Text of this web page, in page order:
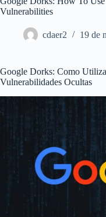
Vulnerabilities
cdaer2 19 de
Google Dorks: Como
Vulnerabilidades Ocultas